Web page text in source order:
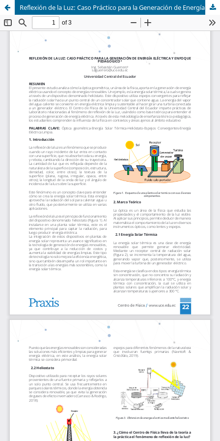
Reflexión de la Luz: Caso Práctico para la Generación de Energía Eléctrica y Enfoque Pedagógico